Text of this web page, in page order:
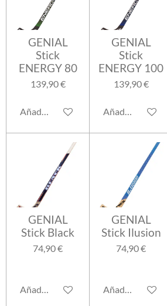
GENIAL
Stick
ENERGY 80
139,90 €
Añadir al carrito
GENIAL
Stick
ENERGY 100
139,90 €
Añadir al carrito
GENIAL
Stick Black
74,90 €
Añadir al carrito
GENIAL
Stick Ilusion
74,90 €
Añadir al carrito